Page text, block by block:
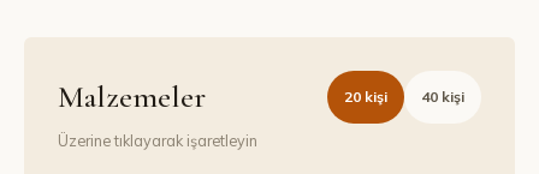
Malzemeler 20 kişi 40 kişi
Üzerine tıklayarak işaretleyin